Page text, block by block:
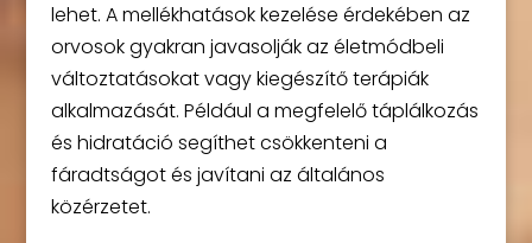
lehet. A mellékhatások kezelése érdekében az
orvosok gyakran javasolják az életmódbeli
változtatásokat vagy kiegészítő terápiák
alkalmazását. Például a megfelelő táplálkozás
és hidratáció segíthet csökkenteni a
fáradtságot és javítani az általános
közérzetet.